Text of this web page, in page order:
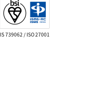
IS 739062 / ISO 27001